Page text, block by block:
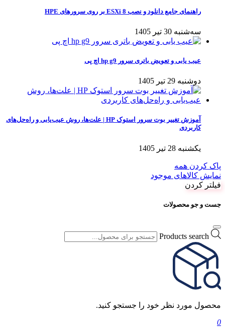
راهنمای جامع دانلود و نصب ESXi 8 بر روی سرورهای HPE
سه‌شنبه 30 تیر 1405
عیب یابی و تعویض باتری سرور hp g9 اچ پی
دوشنبه 29 تیر 1405
آموزش تغییر بوت سرور استوک HP | علت‌ها، روش عیب‌یابی و راه‌حل‌های
کاربردی
یکشنبه 28 تیر 1405
پاک کردن همه
نمایش کالاهای موجود
فیلتر کردن
جست و جو محصولات
Products search
محصول مورد نظر خود را جستجو کنید.
0